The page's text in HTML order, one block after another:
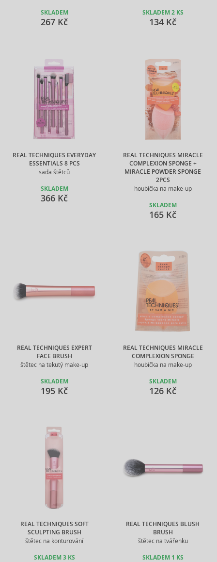
SKLADEM
267 Kč
SKLADEM 2 KS
134 Kč
REAL TECHNIQUES EVERYDAY
ESSENTIALS 8 PCS
sada štětců
SKLADEM
366 Kč
REAL TECHNIQUES MIRACLE
COMPLEXION SPONGE +
MIRACLE POWDER SPONGE
2PCS
houbička na make-up
SKLADEM
165 Kč
REAL TECHNIQUES EXPERT
FACE BRUSH
štětec na tekutý make-up
SKLADEM
195 Kč
REAL TECHNIQUES MIRACLE
COMPLEXION SPONGE
houbička na make-up
SKLADEM
126 Kč
REAL TECHNIQUES SOFT
SCULPTING BRUSH
štětec na konturování
SKLADEM 3 KS
REAL TECHNIQUES BLUSH
BRUSH
štětec na tvářenku
SKLADEM 1 KS